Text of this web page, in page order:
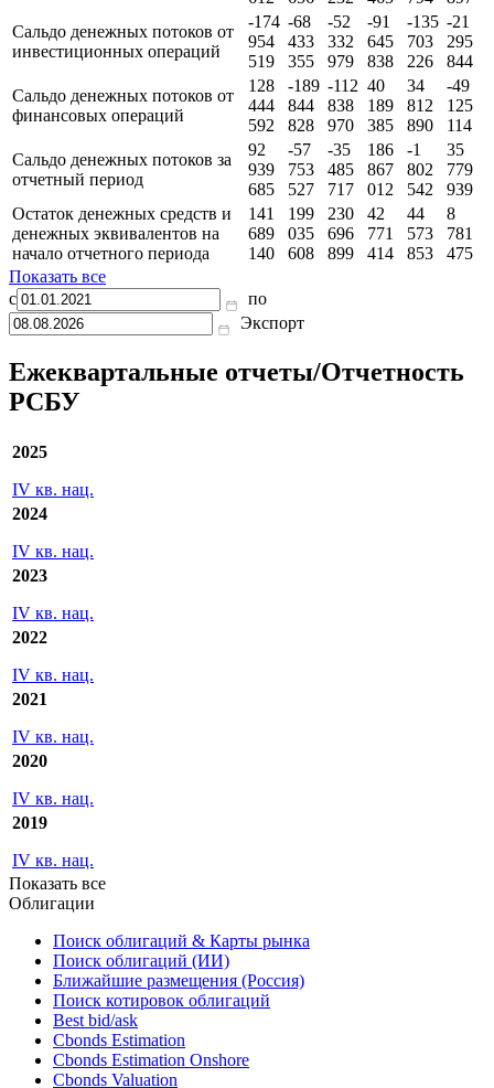
Сальдо денежных потоков от
инвестиционных операций
-174
954
519
-68
433
355
-52
332
979
-91
645
838
-135
703
226
-21
295
844
Сальдо денежных потоков от
финансовых операций
128
444
592
-189
844
828
-112
838
970
40
189
385
34
812
890
-49
125
114
Сальдо денежных потоков за
отчетный период
92
939
685
-57
753
527
-35
485
717
186
867
012
-1
802
542
35
779
939
Остаток денежных средств и
денежных эквивалентов на
начало отчетного периода
141
689
140
199
035
608
230
696
899
42
771
414
44
573
853
8
781
475
Показать все
с
по
Экспорт
Ежеквартальные отчеты/Отчетность
РСБУ
2025
IV кв. нац.
2024
IV кв. нац.
2023
IV кв. нац.
2022
IV кв. нац.
2021
IV кв. нац.
2020
IV кв. нац.
2019
IV кв. нац.
Показать все
Облигации
Поиск облигаций & Карты рынка
Поиск облигаций (ИИ)
Ближайшие размещения (Россия)
Поиск котировок облигаций
Best bid/ask
Cbonds Estimation
Cbonds Estimation Onshore
Cbonds Valuation